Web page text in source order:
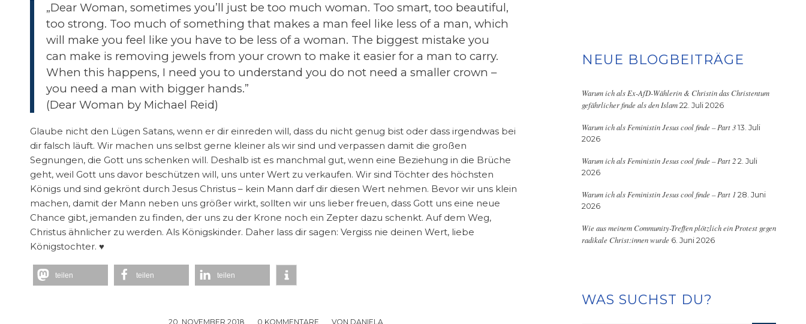
„Dear Woman, sometimes you’ll just be too much woman. Too smart, too beautiful,
too strong. Too much of something that makes a man feel like less of a man, which
will make you feel like you have to be less of a woman. The biggest mistake you
can make is removing jewels from your crown to make it easier for a man to carry.
When this happens, I need you to understand you do not need a smaller crown –
you need a man with bigger hands.”
(Dear Woman by Michael Reid)
Glaube nicht den Lügen Satans, wenn er dir einreden will, dass du nicht genug bist oder dass irgendwas bei
dir falsch läuft. Wir machen uns selbst gerne kleiner als wir sind und verpassen damit die großen
Segnungen, die Gott uns schenken will. Deshalb ist es manchmal gut, wenn eine Beziehung in die Brüche
geht, weil Gott uns davor beschützen will, uns unter Wert zu verkaufen. Wir sind Töchter des höchsten
Königs und sind gekrönt durch Jesus Christus – kein Mann darf dir diesen Wert nehmen. Bevor wir uns klein
machen, damit der Mann neben uns größer wirkt, sollten wir uns lieber freuen, dass Gott uns eine neue
Chance gibt, jemanden zu finden, der uns zu der Krone noch ein Zepter dazu schenkt. Auf dem Weg,
Christus ähnlicher zu werden. Als Königskinder. Daher lass dir sagen: Vergiss nie deinen Wert, liebe
Königstochter. ♥
teilen teilen teilen
20. NOVEMBER 2018
/ 0 KOMMENTARE
/ VON DANIELA
NEUE BLOGBEITRÄGE
Warum ich als Ex-AfD-Wählerin & Christin das Christentum
gefährlicher finde als den Islam 22. Juli 2026
Warum ich als Feministin Jesus cool finde – Part 3 13. Juli
2026
Warum ich als Feministin Jesus cool finde – Part 2 2. Juli
2026
Warum ich als Feministin Jesus cool finde – Part 1 28. Juni
2026
Wie aus meinem Community-Treffen plötzlich ein Protest gegen
radikale Christ:innen wurde 6. Juni 2026
WAS SUCHST DU?